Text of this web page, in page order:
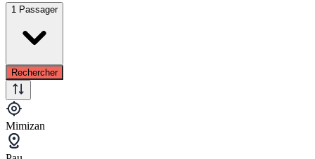
1 Passager
Rechercher
Mimizan